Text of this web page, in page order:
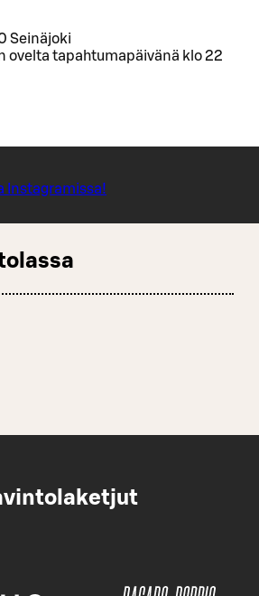
Seinäjoki
ovelta tapahtumapäivänä klo 22
Instagramissa!